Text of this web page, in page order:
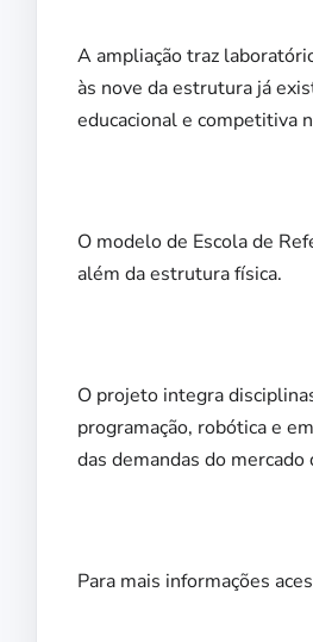
A ampliação traz
às nove da estrutura já
educacional e competitiva
O modelo de Escola de
além da estrutura física.
O projeto integra
programação, robótica e
das demandas do
Para mais informações